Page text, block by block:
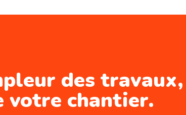
des
votre chantier.